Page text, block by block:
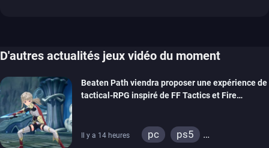
D'autres actualités jeux vidéo du moment
Beaten Path viendra proposer une expérience de
tactical-RPG inspiré de FF Tactics et Fire
Il y a 14 heures pc
ps5